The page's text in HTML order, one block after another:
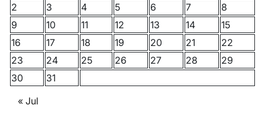
2
3 4 5 6 7
8
9
10 11 12 13 14
15
16
17 18 19 20 21
22
23
24 25 26 27 28
29
30
31
« Jul